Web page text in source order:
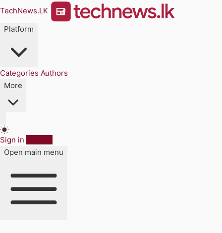
TechNews.LK
Platform
Categories Authors
More
Sign in
Open main menu